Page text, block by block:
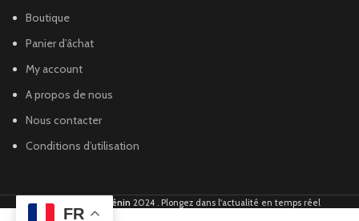
Boutique
Panier d’âchat
My account
A propos de nous
Nous contacter
Conditions d’utilisation
Global Football Bénin 2024 . Plongez dans l'actualité en temps réel
FR